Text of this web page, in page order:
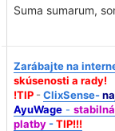
Suma sumarum,
Zarábajte na
skúsenosti a rady!
!TIP - ClixSense-
AyuWage -
platby -TIP!!!